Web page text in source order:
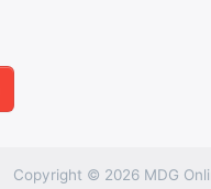
Copyright © 2026 MDG